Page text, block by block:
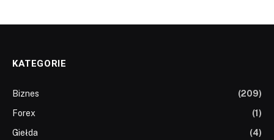
KATEGORIE
Biznes
(209)
Forex
(1)
Giełda
(4)